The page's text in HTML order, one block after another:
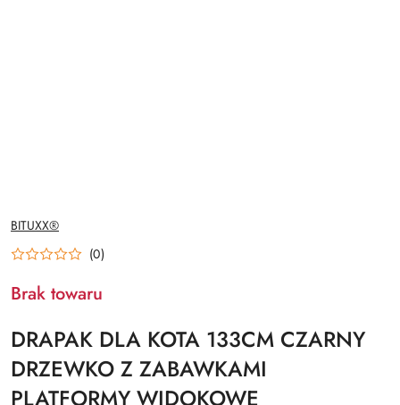
NAZWA
PRODUCENTA:
BITUXX®
(0)
Brak towaru
DRAPAK DLA KOTA 133CM CZARNY
DRZEWKO Z ZABAWKAMI
PLATFORMY WIDOKOWE